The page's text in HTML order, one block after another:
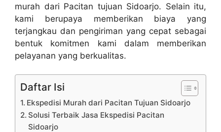
murah dari Pacitan tujuan Sidoarjo. Selain itu,
kami berupaya memberikan biaya yang
terjangkau dan pengiriman yang cepat sebagai
bentuk komitmen kami dalam memberikan
pelayanan yang berkualitas.
Daftar Isi
Ekspedisi Murah dari Pacitan Tujuan Sidoarjo
Solusi Terbaik Jasa Ekspedisi Pacitan
Sidoarjo